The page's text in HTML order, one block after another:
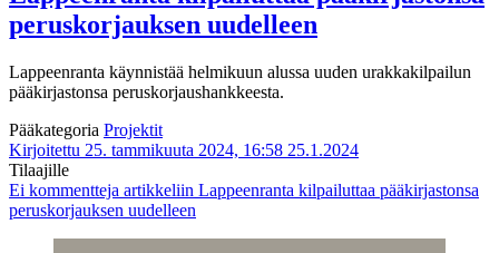
peruskorjauksen uudelleen
Lappeenranta käynnistää helmikuun alussa uuden urakkakilpailun
pääkirjastonsa peruskorjaushankkeesta.
Pääkategoria Projektit
Kirjoitettu 25. tammikuuta 2024, 16:58 25.1.2024
Tilaajille
Ei kommentteja artikkeliin Lappeenranta kilpailuttaa pääkirjastonsa
peruskorjauksen uudelleen